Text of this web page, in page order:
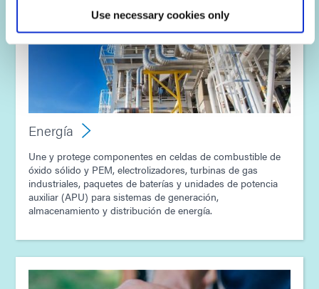
Use necessary cookies only
Energía
Une y protege componentes en celdas de combustible de
óxido sólido y PEM, electrolizadores, turbinas de gas
industriales, paquetes de baterías y unidades de potencia
auxiliar (APU) para sistemas de generación,
almacenamiento y distribución de energía.